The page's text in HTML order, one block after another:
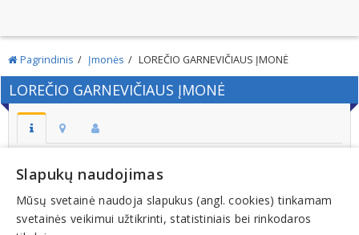
Pagrindinis Įmonės LOREČIO GARNEVIČIAUS ĮMONĖ
LOREČIO GARNEVIČIAUS ĮMONĖ
Adresas:
SASNAVA SASNAVOS SEN. MARIJAMPOLĖS SAV.
Kodas:
174401012
Slapukų naudojimas
Mūsų svetainė naudoja slapukus (angl. cookies) tinkamam
svetainės veikimui užtikrinti, statistiniais bei rinkodaros